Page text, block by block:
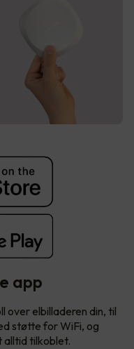
app
over elbilladeren din, til
støtte for WiFi, og
alltid tilkoblet.